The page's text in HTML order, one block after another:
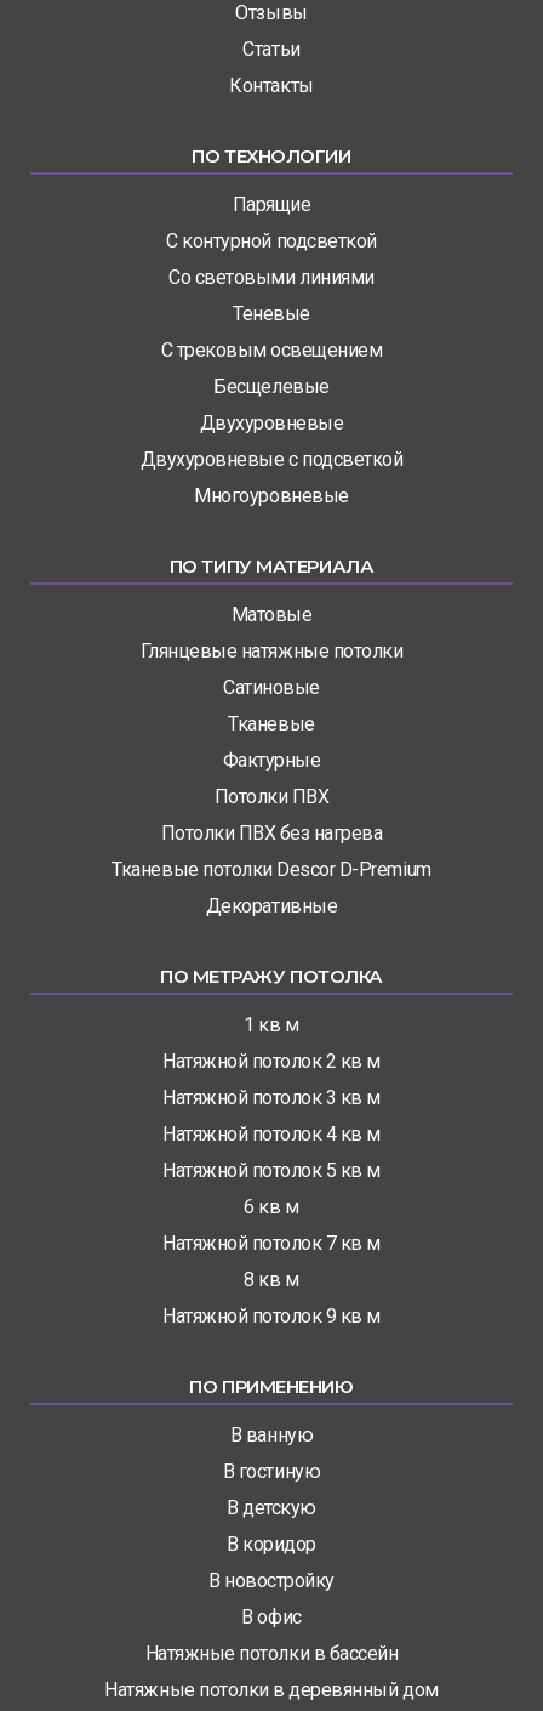
Отзывы
Статьи
Контакты
ПО ТЕХНОЛОГИИ
Парящие
С контурной подсветкой
Со световыми линиями
Теневые
С трековым освещением
Бесщелевые
Двухуровневые
Двухуровневые с подсветкой
Многоуровневые
ПО ТИПУ МАТЕРИАЛА
Матовые
Глянцевые натяжные потолки
Сатиновые
Тканевые
Фактурные
Потолки ПВХ
Потолки ПВХ без нагрева
Тканевые потолки Descor D-Premium
Декоративные
ПО МЕТРАЖУ ПОТОЛКА
1 кв м
Натяжной потолок 2 кв м
Натяжной потолок 3 кв м
Натяжной потолок 4 кв м
Натяжной потолок 5 кв м
6 кв м
Натяжной потолок 7 кв м
8 кв м
Натяжной потолок 9 кв м
ПО ПРИМЕНЕНИЮ
В ванную
В гостиную
В детскую
В коридор
В новостройку
В офис
Натяжные потолки в бассейн
Натяжные потолки в деревянный дом